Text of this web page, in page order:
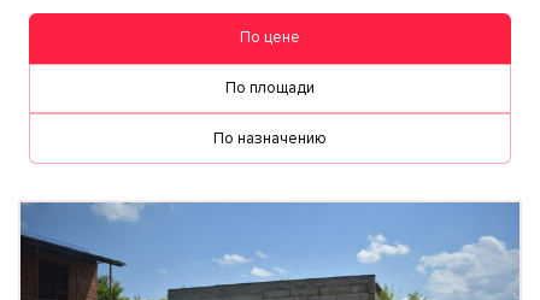
По цене
По площади
По назначению